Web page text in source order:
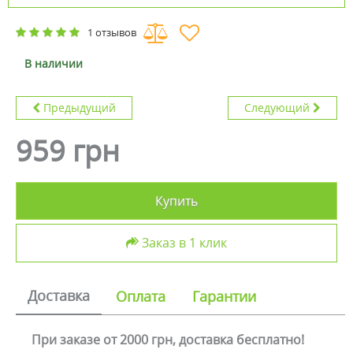
1 отзывов
В наличии
Предыдущий Следующий
959 грн
Купить
Заказ в 1 клик
Доставка Оплата Гарантии
При заказе от 2000 грн, доставка бесплатно!